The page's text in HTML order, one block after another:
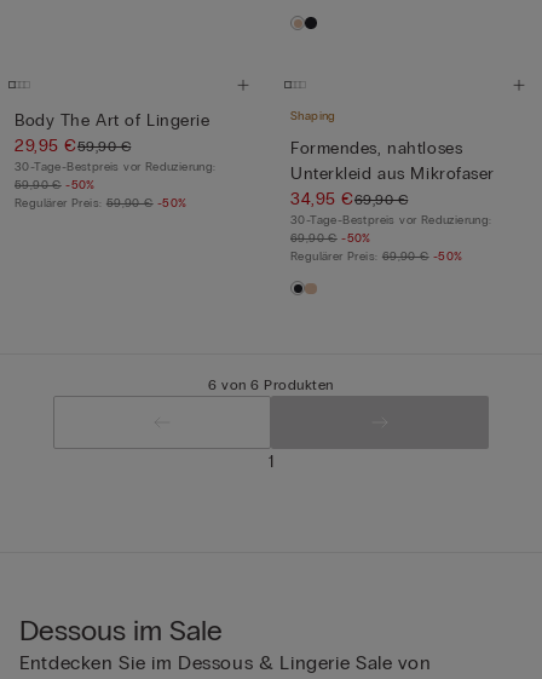
Body The Art of Lingerie
29,95 €59,90 €
30-Tage-Bestpreis vor Reduzierung:
59,90 € -50%
Regulärer Preis: 59,90 € -50%
Shaping
Formendes, nahtloses
Unterkleid aus Mikrofaser
34,95 €69,90 €
30-Tage-Bestpreis vor Reduzierung:
69,90 € -50%
Regulärer Preis: 69,90 € -50%
6 von 6 Produkten
1
Dessous im Sale
Entdecken Sie im Dessous & Lingerie Sale von